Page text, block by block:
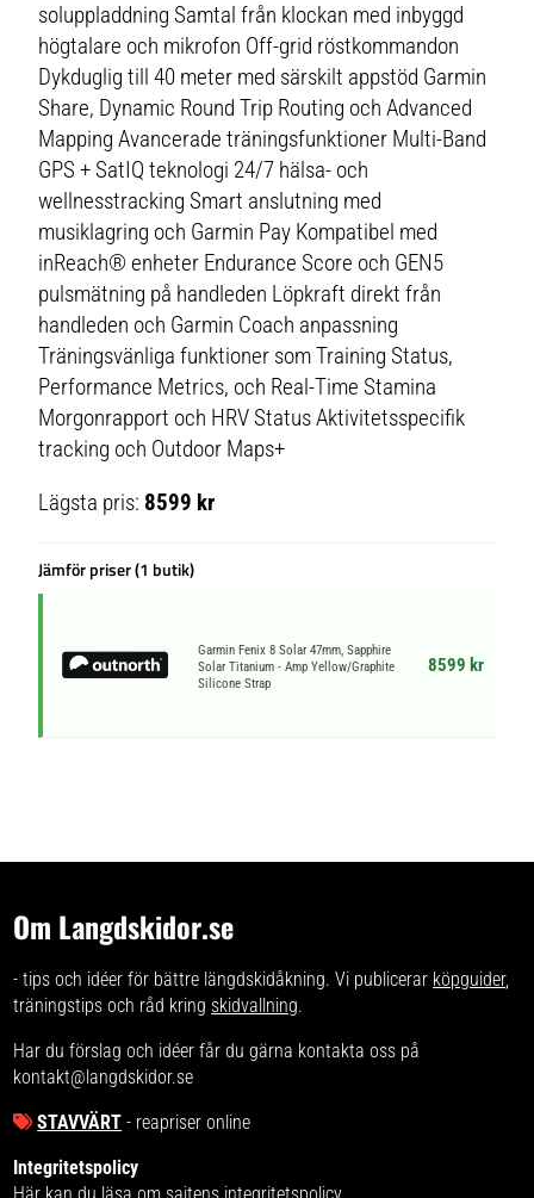
soluppladdning Samtal från klockan med inbyggd
högtalare och mikrofon Off-grid röstkommandon
Dykduglig till 40 meter med särskilt appstöd Garmin
Share, Dynamic Round Trip Routing och Advanced
Mapping Avancerade träningsfunktioner Multi-Band
GPS + SatIQ teknologi 24/7 hälsa- och
wellnesstracking Smart anslutning med
musiklagring och Garmin Pay Kompatibel med
inReach® enheter Endurance Score och GEN5
pulsmätning på handleden Löpkraft direkt från
handleden och Garmin Coach anpassning
Träningsvänliga funktioner som Training Status,
Performance Metrics, och Real-Time Stamina
Morgonrapport och HRV Status Aktivitetsspecifik
tracking och Outdoor Maps+
Lägsta pris: 8599 kr
Jämför priser (1 butik)
Garmin Fenix 8 Solar 47mm, Sapphire
Solar Titanium - Amp Yellow/Graphite
Silicone Strap
8599 kr
Om Langdskidor.se
- tips och idéer för bättre längdskidåkning. Vi publicerar köpguider,
träningstips och råd kring skidvallning.
Har du förslag och idéer får du gärna kontakta oss på
kontakt@langdskidor.se
STAVVÄRT - reapriser online
Integritetspolicy